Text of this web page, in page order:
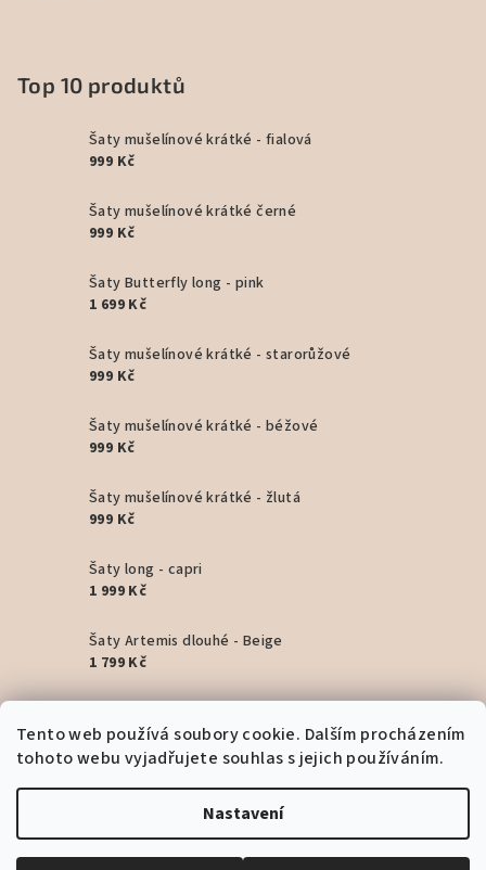
Tento web používá soubory cookie. Dalším procházením
tohoto webu vyjadřujete souhlas s jejich používáním.
Nastavení
Top 10 produktů
Šaty mušelínové krátké - fialová
999 Kč
Šaty mušelínové krátké černé
999 Kč
Šaty Butterfly long - pink
1 699 Kč
Šaty mušelínové krátké - starorůžové
999 Kč
Šaty mušelínové krátké - béžové
999 Kč
Šaty mušelínové krátké - žlutá
999 Kč
Šaty long - capri
1 999 Kč
Šaty Artemis dlouhé - Beige
1 799 Kč
1 799 Kč
Šaty Artemis dlouhé - Black